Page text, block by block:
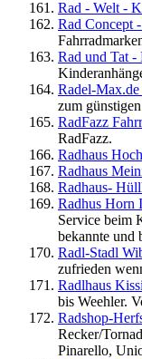
Rad - Welt -
Rad Concept
Rad und Tat -
Radel-Max.de
zum
RadFazz
RadFazz.
Radhaus
Radhaus
Radhaus-
Radhus Horn
Service beim
bekannte und
Radl-Stadl
zufrieden
Radlhaus
bis Weehler.
Radshop-
Recker/
Pinarello,